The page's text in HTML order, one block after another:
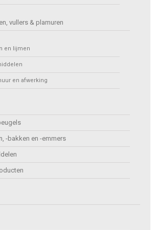
vullers & plamuren
en lijmen
en afwerking
-bakken en -emmers